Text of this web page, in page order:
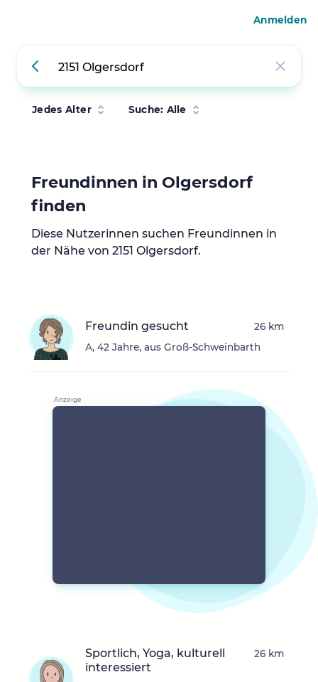
Jedes Alter Suche: Alle
Freundinnen in Olgersdorf
finden
Diese Nutzerinnen suchen Freundinnen in
der Nähe von 2151 Olgersdorf.
Freundin gesucht
A, 42 Jahre, aus Groß-Schweinbarth
26 km
Sportlich, Yoga, kulturell
interessiert
26 km
Anmelden